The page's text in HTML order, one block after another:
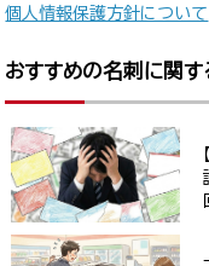
個人情報保護方針について
おすすめの名刺に関